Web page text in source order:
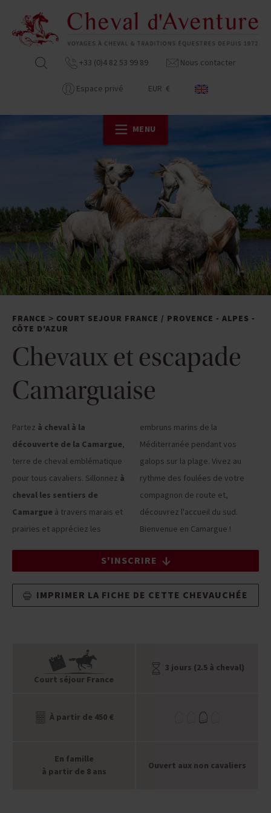
+33 (0)4 82 53 99 89 Nous contacter
Espace privé EUR €
MENU
FRANCE > COURT SEJOUR FRANCE / PROVENCE - ALPES -
CÔTE D'AZUR
Chevaux et escapade
Camarguaise
Partez à cheval à la
découverte de la Camargue,
terre de cheval emblématique
pour tous cavaliers. Sillonnez à
cheval les sentiers de
Camargue à travers marais et
prairies et appréciez les
embruns marins de la
Méditerranée pendant vos
galops sur la plage. Vivez au
rythme des foulées de votre
compagnon de route et,
découvrez l'accueil du sud.
Bienvenue en Camargue !
S'INSCRIRE
IMPRIMER LA FICHE DE CETTE CHEVAUCHÉE
Court séjour France
3 jours (2.5 à cheval)
À partir de 450 €
En famille
à partir de 8 ans
Ouvert aux non cavaliers